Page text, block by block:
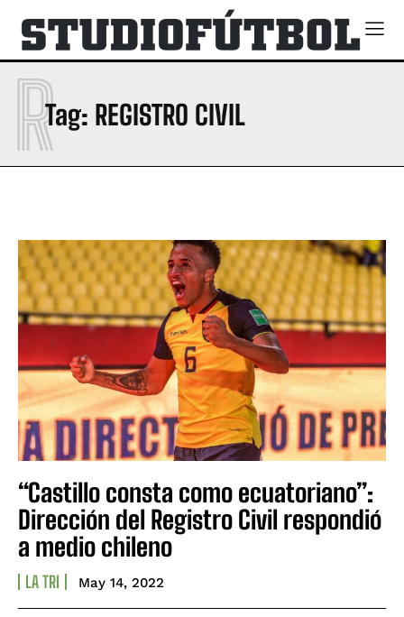
Tag: REGISTRO CIVIL
R
“Castillo consta como ecuatoriano”:
Dirección del Registro Civil respondió
a medio chileno
LA TRI May 14, 2022